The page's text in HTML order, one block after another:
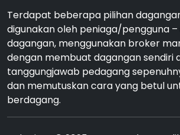
Terdapat beberapa pilihan
digunakan oleh peniaga/pengguna
dagangan, menggunakan broker
dengan membuat dagangan sendiri
tanggungjawab pedagang
dan memutuskan cara yang betul
berdagang.